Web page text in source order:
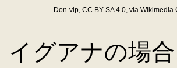
Don-vip, CC BY-SA 4.0, via Wikimedia
イグアナの場